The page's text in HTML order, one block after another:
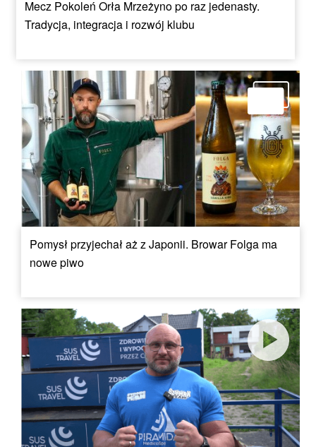
Mecz Pokoleń Orła Mrzeżyno po raz jedenasty.
Tradycja, integracja i rozwój klubu
Pomysł przyjechał aż z Japonii. Browar Folga ma
nowe piwo